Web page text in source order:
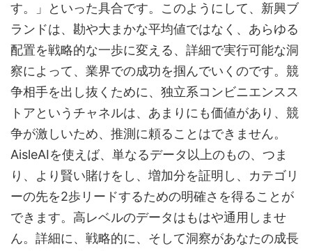
す。」といった具合です。このようにして、新興ブ
ランドは、勘や大まかな平均値ではなく、あらゆる
配置を戦略的な一歩に変える、詳細で実行可能な洞
察によって、業界での成功を掴んでいくのです。競
争相手を出し抜くために、独立系コンビニエンスス
トアというチャネルは、あまりにも価値があり、競
争が激しいため、推測に頼ることはできません。
AisleAIを使えば、単なるデータ以上のもの、つま
り、より賢い賭けをし、増加分を証明し、カテゴリ
ーの先を2歩リードするための明確さを得ることが
できます。高レベルのデータはもはや通用しませ
ん。詳細に、戦略的に、そして洞察があなたの成長